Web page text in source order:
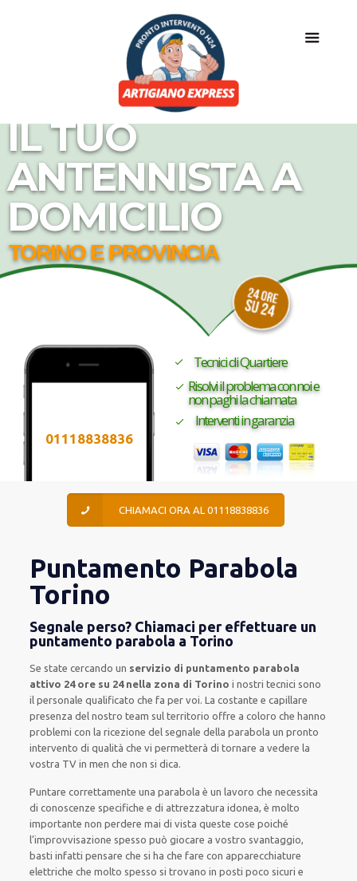
IL TUO
ANTENNISTA A
DOMICILIO
TORINO E PROVINCIA
Tecnici di Quartiere
Risolvi il problema con noi e
non paghi la chiamata
Interventi in garanzia
01118838836
CHIAMACI ORA AL 01118838836
Puntamento Parabola
Torino
Segnale perso? Chiamaci per effettuare un
puntamento parabola a Torino
Se state cercando un servizio di puntamento parabola
attivo 24 ore su 24 nella zona di Torino i nostri tecnici sono
il personale qualificato che fa per voi. La costante e capillare
presenza del nostro team sul territorio offre a coloro che hanno
problemi con la ricezione del segnale della parabola un pronto
intervento di qualità che vi permetterà di tornare a vedere la
vostra TV in men che non si dica.​
Puntare correttamente una parabola è un lavoro che necessita
di conoscenze specifiche e di attrezzatura idonea, è molto
importante non perdere mai di vista queste cose poiché
l’improvvisazione spesso può giocare a vostro svantaggio,
basti infatti pensare che si ha che fare con apparecchiature
elettriche che molto spesso si trovano in posti poco sicuri e